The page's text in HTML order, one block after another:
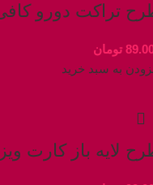
تراکت دورو
تومان
به سبد خرید
لایه باز کارت